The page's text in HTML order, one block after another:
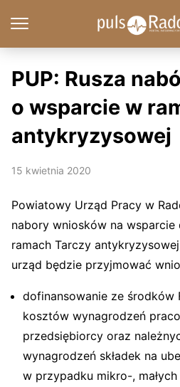
PUP: Rusza
o wsparcie w
antykryzysowej
15 kwietnia 2020
Powiatowy Urząd Pracy w
nabory wniosków na
ramach Tarczy
urząd będzie przyjmować
dofinansowanie ze środków
kosztów wynagrodzeń
przedsiębiorcy oraz
wynagrodzeń składek na
w przypadku mikro-,